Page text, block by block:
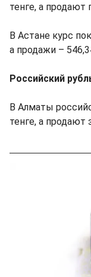
тенге, а продают
В Астане курс
а продажи –
Российский
В Алматы
тенге, а продают